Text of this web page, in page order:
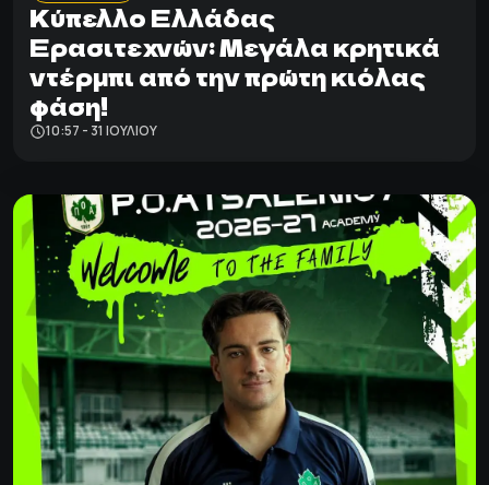
Κύπελλο Ελλάδας
Ερασιτεχνών: Μεγάλα κρητικά
ντέρμπι από την πρώτη κιόλας
φάση!
10:57 - 31 ΙΟΥΛΊΟΥ